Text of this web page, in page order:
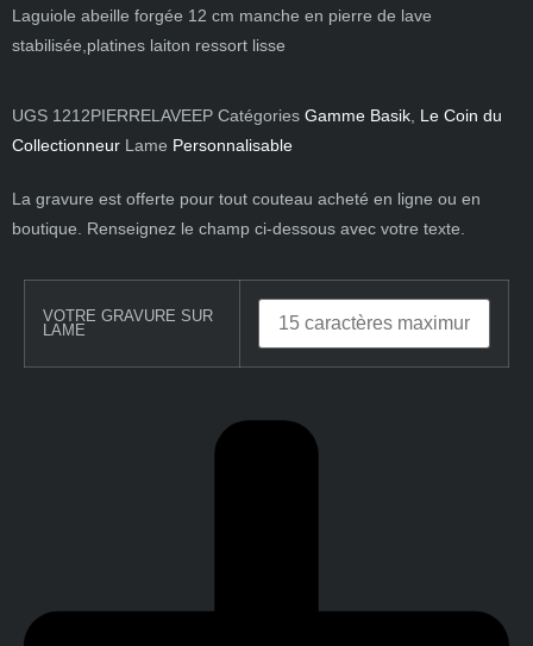
Laguiole abeille forgée 12 cm manche en pierre de lave
stabilisée,platines laiton ressort lisse
UGS 1212PIERRELAVEEP Catégories Gamme Basik, Le Coin du
Collectionneur Lame Personnalisable
La gravure est offerte pour tout couteau acheté en ligne ou en
boutique. Renseignez le champ ci-dessous avec votre texte.
VOTRE GRAVURE SUR
LAME